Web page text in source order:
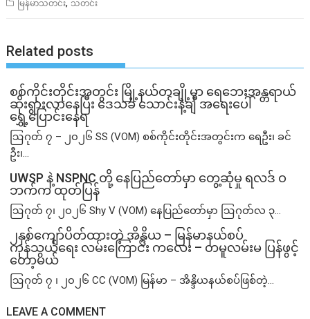
မြန်မာသတင်း, သတင်း
Related posts
စစ်ကိုင်းတိုင်းအတွင်း မြို့နယ်တချို့မှာ ရေဘေးအန္တရာယ်
ဆိုးရွားလာနေပြီး ဒေသခံ သောင်းနဲ့ချီ အရေးပေါ်
ရွှေ့ပြောင်းနေရ
ဩဂုတ် ၇ – ၂၀၂၆ SS (VOM) စစ်ကိုင်းတိုင်းအတွင်းက ရေဦး၊ ခင်
ဦး၊...
UWSP နဲ့ NSPNC တို့ နေပြည်တော်မှာ တွေ့ဆုံမှု ရလဒ် ဝ
ဘက်က ထုတ်ပြန်
ဩဂုတ် ၇၊ ၂၀၂၆ Shy V (VOM) နေပြည်တော်မှာ ဩဂုတ်လ ၃...
၂နှစ်​ကျော်ပိတ်ထားတဲ့ အိန္ဒိယ – မြန်မာနယ်စပ်
ကုန်သွယ်ရေး လမ်းကြောင်း ကလေး – တမူလမ်းမ ပြန်ဖွင့်
တော့မယ်
ဩဂုတ် ၇ ၊ ၂၀၂၆ CC (VOM) မြန်မာ – အိန္ဒိယနယ်စပ်ဖြစ်တဲ့...
LEAVE A COMMENT